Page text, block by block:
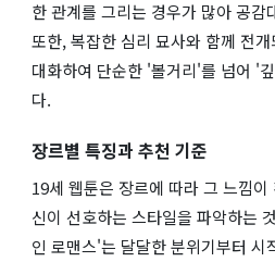
한 관계를 그리는 경우가 많아 공감
또한, 복잡한 심리 묘사와 함께 전
대화하여 단순한 '볼거리'를 넘어 '
다.
장르별 특징과 추천 기준
19세 웹툰은 장르에 따라 그 느낌
신이 선호하는 스타일을 파악하는
인 로맨스'는 달달한 분위기부터 시